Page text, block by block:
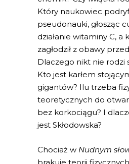
Który naukowiec
pseudonauki, głosząc
działanie witaminy C, a
zagłodził z obawy
Dlaczego nikt nie rodzi
Kto jest karłem
gigantów? Ilu trzeba
teoretycznych do
bez korkociągu? I
jest Skłodowska?
Chociaż w Nudnym